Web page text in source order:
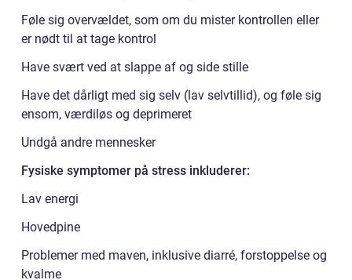
Føle sig overvældet, som om du mister kontrollen eller
er nødt til at tage kontrol
Have svært ved at slappe af og side stille
Have det dårligt med sig selv (lav selvtillid), og føle sig
ensom, værdiløs og deprimeret
Undgå andre mennesker
Fysiske symptomer på stress inkluderer:
Lav energi
Hovedpine
Problemer med maven, inklusive diarré, forstoppelse og
kvalme